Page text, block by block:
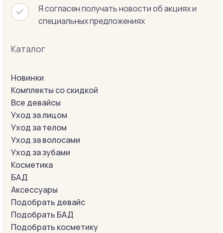
Я согласен получать новости об акциях и
специальных предложениях
Каталог
Новинки
Комплекты со скидкой
Все девайсы
Уход за лицом
Уход за телом
Уход за волосами
Уход за зубами
Косметика
БАД
Аксессуары
Подобрать девайс
Подобрать БАД
Подобрать косметику